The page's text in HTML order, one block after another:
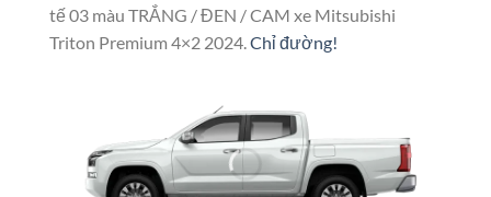
tế 03 màu TRẮNG / ĐEN / CAM xe Mitsubishi
Triton Premium 4×2 2024.Chỉ đường!